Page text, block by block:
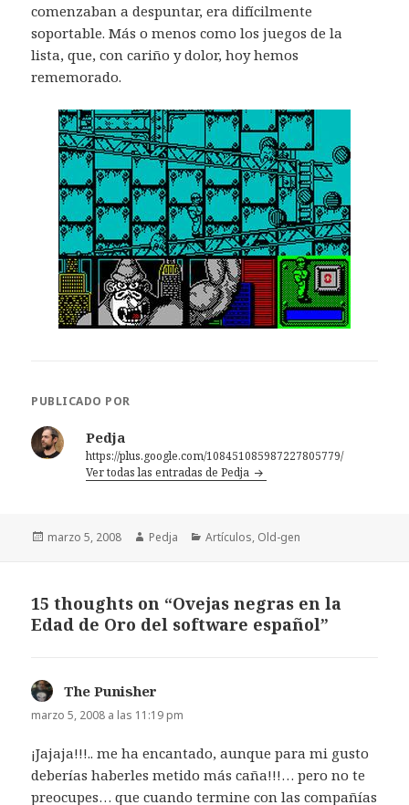
comenzaban a despuntar, era difícilmente
soportable. Más o menos como los juegos de la
lista, que, con cariño y dolor, hoy hemos
rememorado.
PUBLICADO POR
Pedja
https://plus.google.com/108451085987227805779/
Ver todas las entradas de Pedja
Publicado
marzo 5, 2008 Autor
Pedja Categorías
Artículos, Old-gen
15 thoughts on “Ovejas negras en la
Edad de Oro del software español”
The Punisher
marzo 5, 2008 a las 11:19 pm
¡Jajaja!!!.. me ha encantado, aunque para mi gusto
deberías haberles metido más caña!!!… pero no te
preocupes… que cuando termine con las compañías